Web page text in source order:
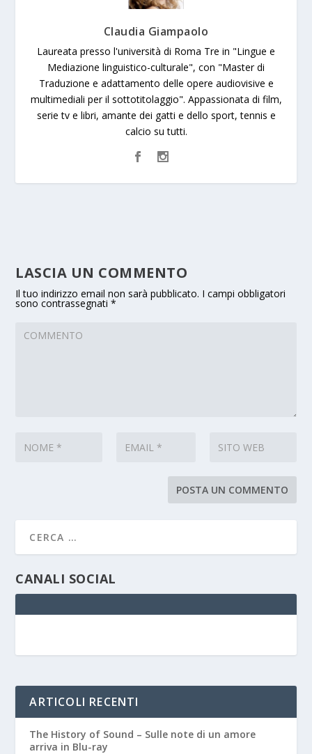
Claudia Giampaolo
Laureata presso l'università di Roma Tre in "Lingue e
Mediazione linguistico-culturale", con "Master di
Traduzione e adattamento delle opere audiovisive e
multimediali per il sottotitolaggio". Appassionata di film,
serie tv e libri, amante dei gatti e dello sport, tennis e
calcio su tutti.
LASCIA UN COMMENTO
Il tuo indirizzo email non sarà pubblicato. I campi obbligatori
sono contrassegnati*
CANALI SOCIAL
ARTICOLI RECENTI
The History of Sound – Sulle note di un amore
arriva in Blu-ray